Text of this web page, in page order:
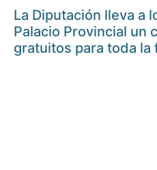
La Diputación lleva a
Palacio Provincial un
gratuitos para toda la